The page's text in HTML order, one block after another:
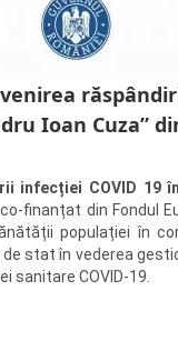
Ioan Cuza”
infecției COVID 19
finanțat din Fondul
populației în
stat în vederea
sanitare COVID-19.